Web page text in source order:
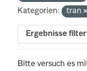
Kategorien:
tran
Ergebnisse
Bitte versuch es